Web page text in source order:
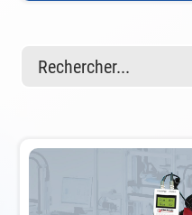
Rechercher...